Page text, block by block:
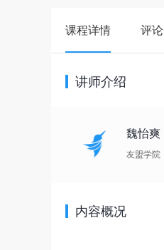
课程详情 评论
讲师介绍
魏怡爽
友盟学院
内容概况